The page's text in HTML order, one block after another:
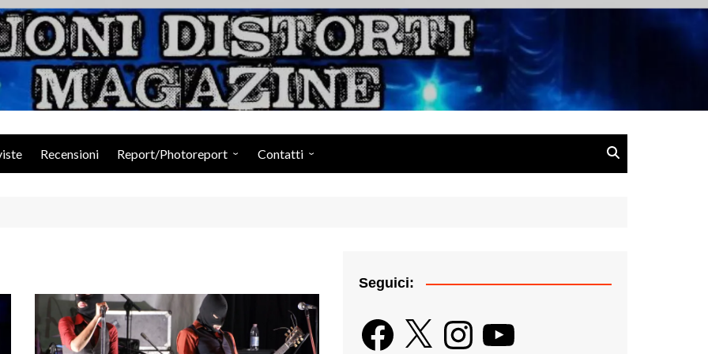
Suoni Distorti Magazine
Recensioni Report/Photoreport Contatti
Seguici:
Facebook
X InstagramYouTube